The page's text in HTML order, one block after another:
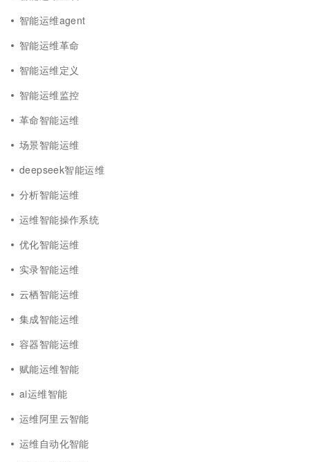
智能运维agent
智能运维革命
智能运维定义
智能运维监控
革命智能运维
场景智能运维
deepseek智能运维
分析智能运维
运维智能操作系统
优化智能运维
实录智能运维
云栖智能运维
集成智能运维
容器智能运维
赋能运维智能
ai运维智能
运维阿里云智能
运维自动化智能